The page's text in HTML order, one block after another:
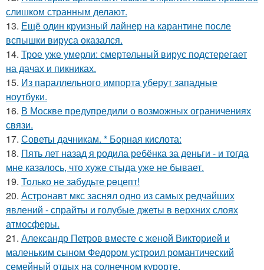
слишком странным делают.
13. Ещё один круизный лайнер на карантине после
вспышки вируса оказался.
14. Трое уже умерли: смертельный вирус подстерегает
на дачах и пикниках.
15. Из параллельного импорта уберут западные
ноутбуки.
16. В Москве предупредили о возможных ограничениях
связи.
17. Советы дачникам. * Борная кислота:
18. Пять лет назад я родила ребёнка за деньги - и тогда
мне казалось, что хуже стыда уже не бывает.
19. Toлько не забудьте peцепт!
20. Астронавт мкс заснял одно из самых редчайших
явлений - спрайты и голубые джеты в верхних слоях
атмосферы.
21. Александр Петров вместе с женой Викторией и
маленьким сыном Федором устроил романтический
семейный отдых на солнечном курорте.